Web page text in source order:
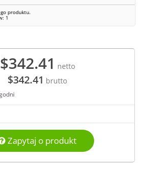
produktu.
1
$342.41 netto
$342.41 brutto
Zapytaj o produkt